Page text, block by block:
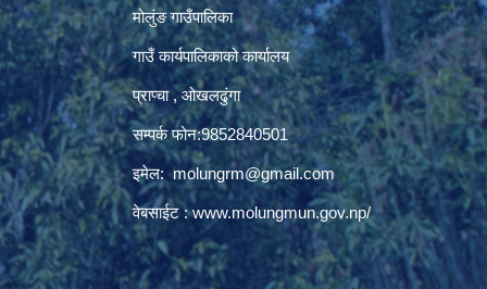
मोलुंङ गाउँपालिका
गाउँ कार्यपालिकाको कार्यालय
प्राप्चा , ओखलढुंगा
सम्पर्क फोन:9852840501
इमेल:molungrm@gmail.com
वेबसाईट :www.molungmun.gov.np/